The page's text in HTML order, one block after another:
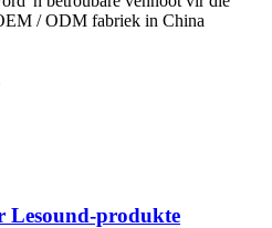
/ ODM fabriek in China
Lesound-produkte